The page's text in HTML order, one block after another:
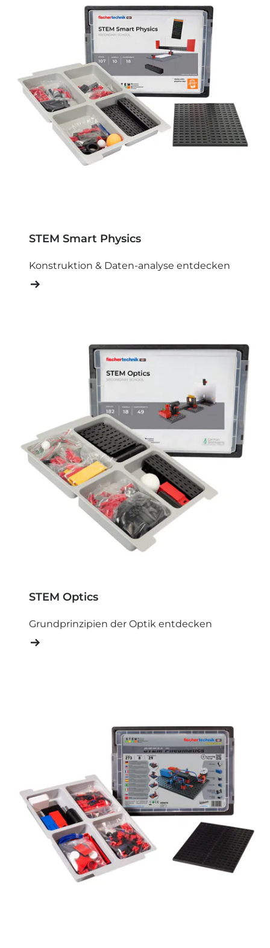
STEM Smart Physics
Konstruktion & Daten-analyse entdecken
STEM Optics
Grundprinzipien der Optik entdecken